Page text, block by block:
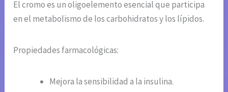
El cromo es un oligoelemento esencial que participa
en el metabolismo de los carbohidratos y los lípidos.
Propiedades farmacológicas:
Mejora la sensibilidad a la insulina.